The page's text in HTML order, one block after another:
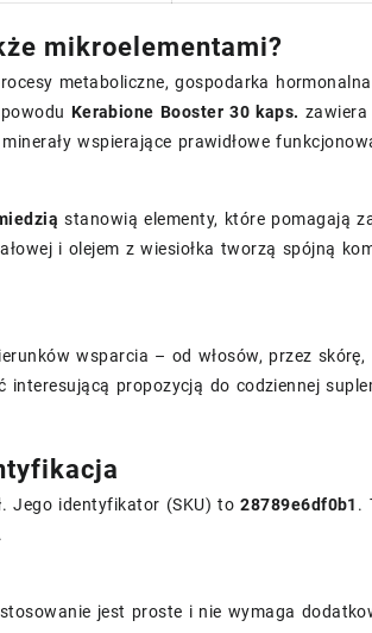
mikroelementami?
metaboliczne, gospodarka
Kerabione Booster 30 kaps. zawiera
wspierające prawidłowe
stanowią elementy, które pomagają
i olejem z wiesiołka tworzą spójną
wsparcia – od włosów, przez
interesującą propozycją do codziennej
. Jego identyfikator (SKU) to28789e6df0b1 .
jest proste i nie wymaga